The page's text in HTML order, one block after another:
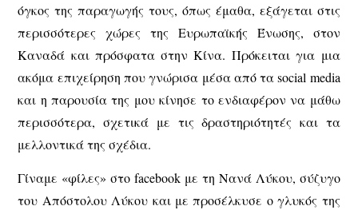
όγκος της παραγωγής τους, όπως έμαθα, εξάγεται στις
περισσότερες χώρες της Ευρωπαϊκής Ένωσης, στον
Καναδά και πρόσφατα στην Κίνα. Πρόκειται για μια
ακόμα επιχείρηση που γνώρισα μέσα από τα social media
και η παρουσία της μου κίνησε το ενδιαφέρον να μάθω
περισσότερα, σχετικά με τις δραστηριότητές και τα
μελλοντικά της σχέδια.
Γίναμε «φίλες» στο facebook με τη Νανά Λύκου, σύζυγο
του Απόστολου Λύκου και με προσέλκυσε ο γλυκός της